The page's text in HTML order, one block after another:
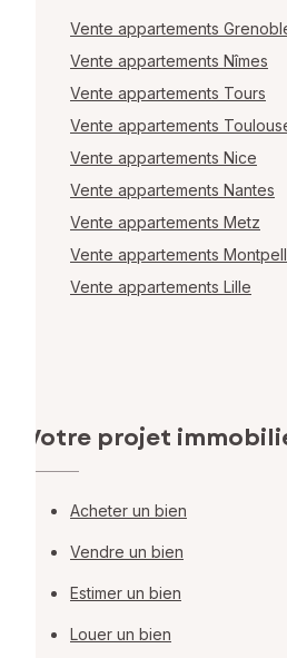
Vente appartements
Vente appartements Nîmes
Vente appartements Tours
Vente appartements
Vente appartements Nice
Vente appartements Nantes
Vente appartements Metz
Vente appartements
Vente appartements Lille
Votre projet
Acheter un bien
Vendre un bien
Estimer un bien
Louer un bien